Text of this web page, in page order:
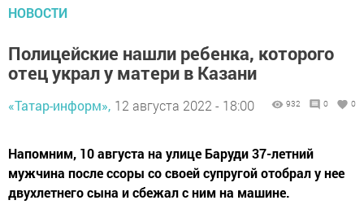
НОВОСТИ
Полицейские нашли ребенка, которого
отец украл у матери в Казани
«Татар-информ», 12 августа 2022 - 18:00 932 0 0
Напомним, 10 августа на улице Баруди 37-летний
мужчина после ссоры со своей супругой отобрал у нее
двухлетнего сына и сбежал с ним на машине.